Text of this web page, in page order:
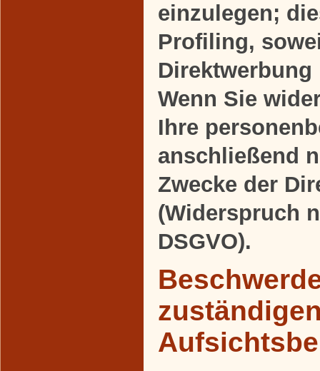
einzulegen;
Profiling,
Wenn Sie
Ihre
anschließend
Zwecke der
(Widerspruch
DSGVO).